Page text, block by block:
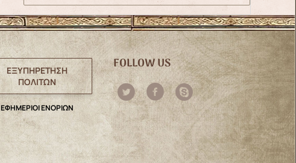
ΕΞΥΠΗΡΕΤΗΣΗ
ΠΟΛΙΤΩΝ
ΕΦΗΜΕΡΙΟΙ ΕΝΟΡΙΩΝ
FOLLOW US